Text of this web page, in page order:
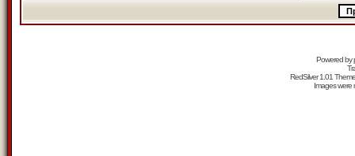
Powered by
RedSilver 1.01
Images were